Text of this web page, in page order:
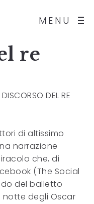
MENU
re
DISCORSO DEL RE
di altissimo
narrazione
che, di
(The Social
del balletto
notte degli Oscar